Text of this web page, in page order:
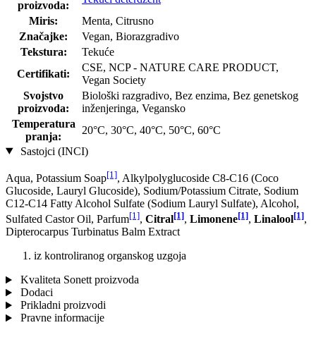
proizvoda:
Miris:
Menta, Citrusno
Značajke:
Vegan, Biorazgradivo
Tekstura:
Tekuće
Certifikati:
CSE, NCP - NATURE CARE PRODUCT,
Vegan Society
Svojstvo
proizvoda:
Biološki razgradivo, Bez enzima, Bez genetskog
inženjeringa, Vegansko
Temperatura
pranja:
20°C, 30°C, 40°C, 50°C, 60°C
Sastojci (INCI)
Aqua, Potassium Soap[1], Alkylpolyglucoside C8-C16 (Coco
Glucoside, Lauryl Glucoside), Sodium/Potassium Citrate, Sodium
C12-C14 Fatty Alcohol Sulfate (Sodium Lauryl Sulfate), Alcohol,
Sulfated Castor Oil, Parfum[1], Citral[1], Limonene[1], Linalool[1],
Dipterocarpus Turbinatus Balm Extract
iz kontroliranog organskog uzgoja
Kvaliteta Sonett proizvoda
Dodaci
Prikladni proizvodi
Pravne informacije